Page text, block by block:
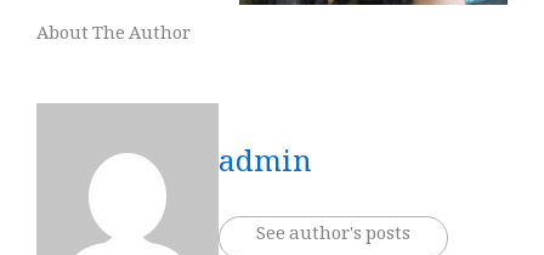
About The Author
admin
See author's posts